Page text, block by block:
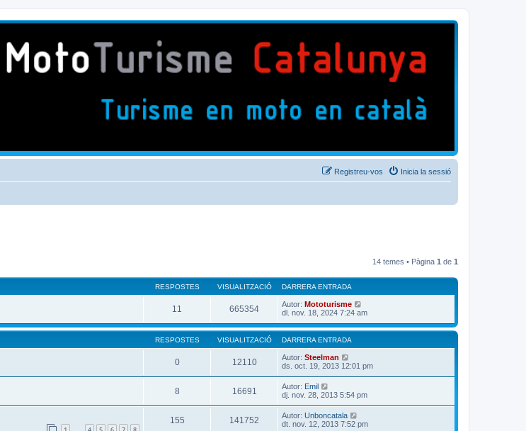
Inicia la sessió
Registreu-vos
14 temes • Pàgina 1 de 1
RESPOSTES VISUALITZACIÓ DARRERA ENTRADA
11 665354 Autor: Mototurisme
dl. nov. 18, 2024 7:24 am
RESPOSTES VISUALITZACIÓ DARRERA ENTRADA
0 12110 Autor: Steelman
ds. oct. 19, 2013 12:01 pm
8 16691 Autor: Emil
dj. nov. 28, 2013 5:54 pm
155 141752 Autor: Unboncatala
dt. nov. 12, 2013 7:52 pm